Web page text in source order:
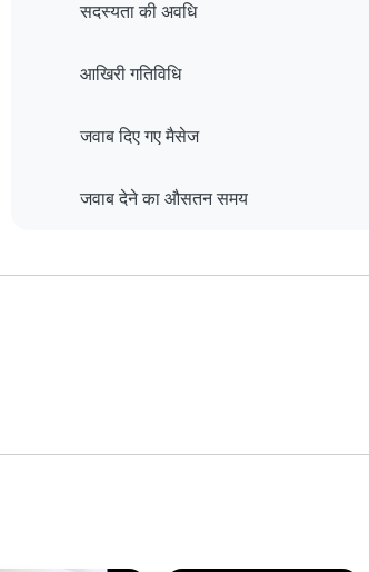
सदस्यता की अवधि
आखिरी गतिविधि
जवाब दिए गए मैसेज
जवाब देने का औसतन समय